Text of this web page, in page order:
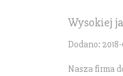
Wysokiej
Dodano:
Nasza firma